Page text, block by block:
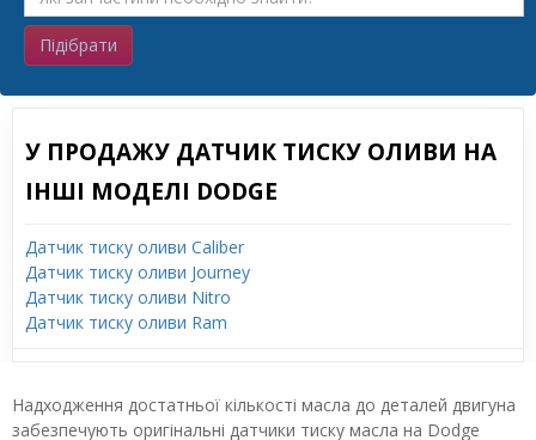
Підібрати
У ПРОДАЖУ ДАТЧИК ТИСКУ ОЛИВИ НА
ІНШІ МОДЕЛІ DODGE
Датчик тиску оливи Caliber
Датчик тиску оливи Journey
Датчик тиску оливи Nitro
Датчик тиску оливи Ram
Надходження достатньої кількості масла до деталей двигуна
забезпечують оригінальні датчики тиску масла на Dodge